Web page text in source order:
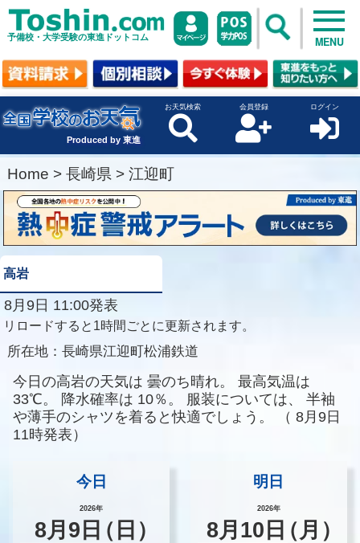
予備校・大学受験の東進ドットコム MENU
Produced by 東進
お天気検索 会員登録 ログイン
Home > 長崎県 > 江迎町
高岩
8月9日 11:00発表
リロードすると1時間ごとに更新されます。
所在地： 長崎県江迎町松浦鉄道
今日の高岩の天気は 曇のち晴れ。
最高気温は
33℃。
降水確率は 10％。 服装については、
半袖
や薄手のシャツを着ると快適でしょう。
（ 8月9日
11時発表）
今日
2026年
8月 9 日（日）
明日
2026年
8月 10 日（月）